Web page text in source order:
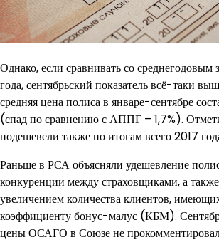
Однако, если сравнивать со среднегодовым
года, сентябрьский показатель всё-таки
средняя цена полиса в январе-сентябре
(спад по сравнению с АППГ – 1,7%).
подешевели также по итогам всего 2017
Раньше в РСА объясняли удешевление
конкуренции между страховщиками, а
увеличением количества клиентов,
коэффициенту бонус-малус (КБМ).
цены ОСАГО в Союзе не